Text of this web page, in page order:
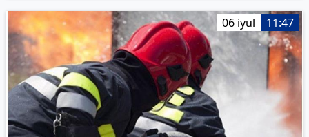
06 iyul 11:47